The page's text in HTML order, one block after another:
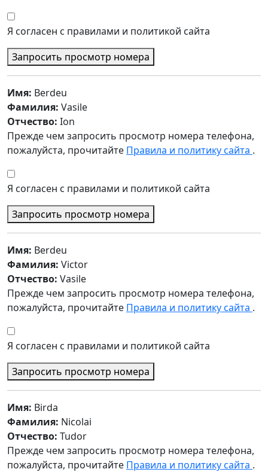
Я согласен с правилами и политикой сайта
Запросить просмотр номера
Имя: Berdeu
Фамилия: Vasile
Отчество: Ion
Прежде чем запросить просмотр номера телефона,
пожалуйста, прочитайте Правила и политику сайта .
Я согласен с правилами и политикой сайта
Запросить просмотр номера
Имя: Berdeu
Фамилия: Victor
Отчество: Vasile
Прежде чем запросить просмотр номера телефона,
пожалуйста, прочитайте Правила и политику сайта .
Я согласен с правилами и политикой сайта
Запросить просмотр номера
Имя: Birda
Фамилия: Nicolai
Отчество: Tudor
Прежде чем запросить просмотр номера телефона,
пожалуйста, прочитайте Правила и политику сайта .